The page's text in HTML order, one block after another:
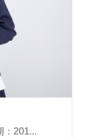
：201...